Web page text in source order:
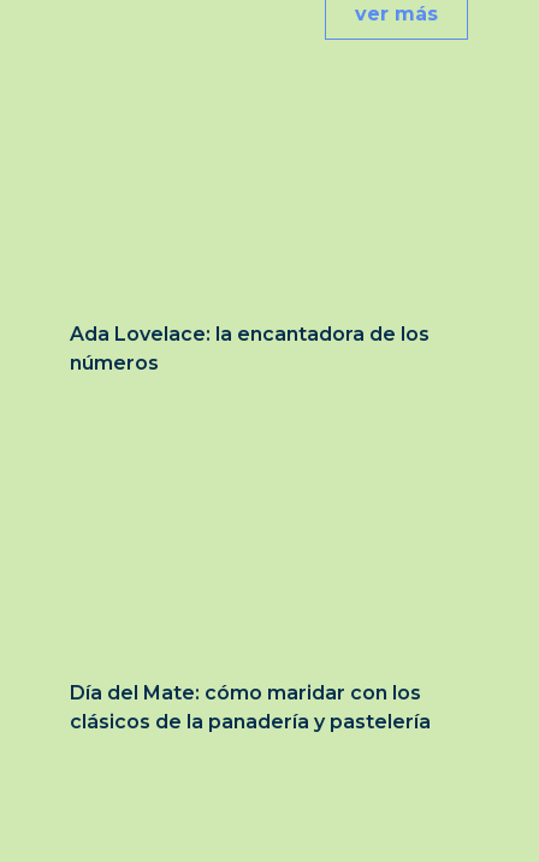
ver más
Ada Lovelace: la encantadora de los
números
Día del Mate: cómo maridar con los
clásicos de la panadería y pastelería